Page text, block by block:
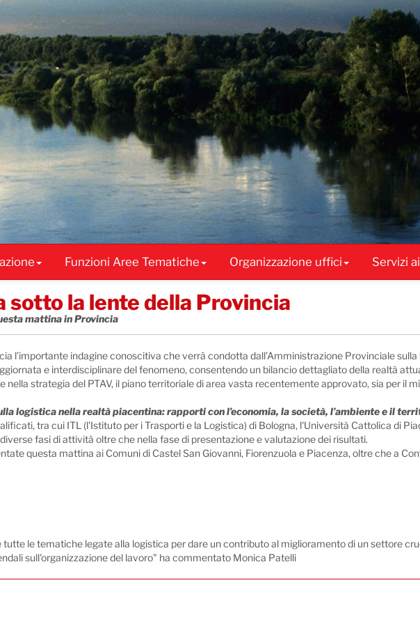
Funzioni Aree Tematiche Organizzazione uffici Servizi
sotto la lente della Provincia
mattina in Provincia
l’importante indagine conoscitiva che verrà condotta dall’Amministrazione Provinciale
e interdisciplinare del fenomeno, consentendo un bilancio dettagliato della realtà
strategia del PTAV, il piano territoriale di area vasta recentemente approvato, sia per il
logistica nella realtà piacentina: rapporti con l’economia, la società, l’ambiente e il
tra cui ITL (l’Istituto per i Trasporti e la Logistica) di Bologna, l'Università Cattolica di
fasi di attività oltre che nella fase di presentazione e valutazione dei risultati.
questa mattina ai Comuni di Castel San Giovanni, Fiorenzuola e Piacenza, oltre che a
le tematiche legate alla logistica per dare un contributo al miglioramento di un settore
sull'organizzazione del lavoro" ha commentato Monica Patelli